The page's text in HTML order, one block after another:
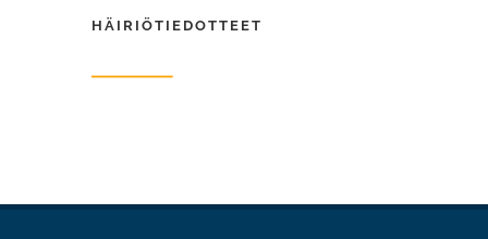
HÄIRIÖTIEDOTTEET